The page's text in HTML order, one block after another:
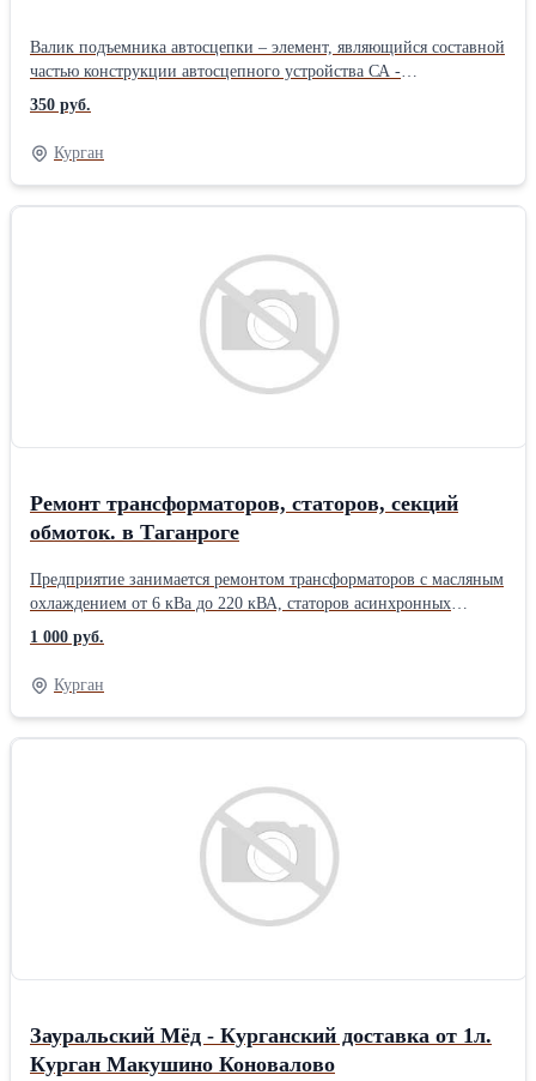
Валик подъемника автосцепки – элемент, являющийся составной
частью конструкции автосцепного устройства СА -
3.Предназначается для поворота подъёмников замков в процессе
расцепления автосцепных устройств. Кроме того, позволяет
ограничить возможность выхода замка из кармана корпуса в зев
собранных автосцепок (удержания подъёмника в правильном
положении).Валик подъемника передает усилие от рычага
(относится к комплекту модернизации) - два отверстия для
цепочек расцепного привода.
350 руб.
Курган
Ремонт трансформаторов, статоров, секций
обмоток. в Таганроге
Предприятие занимается ремонтом трансформаторов с масляным
охлаждением от 6 кВа до 220 кВА, статоров асинхронных
переменного тока от 160 до 1250 кВт, статоров низковольтных
напряжением 0,4 кВ мощностью от 0,12 до 132 кВт с заменой
обмотки.
1 000 руб.
Курган
Зауральский Мёд - Курганский доставка от 1л.
Курган Макушино Коновалово